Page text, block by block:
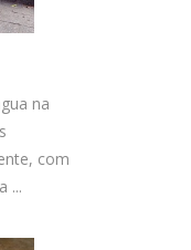
na
com
...